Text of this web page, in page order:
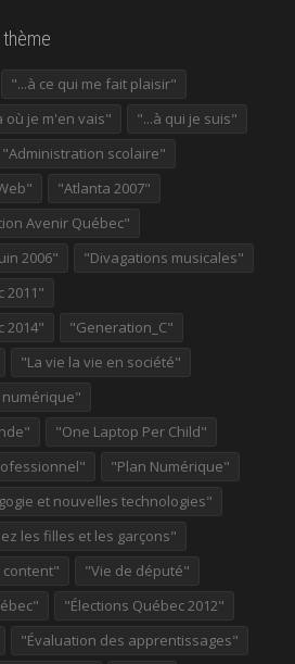
"...à ce qui me fait plaisir"
où je m'en vais"
"...à qui je suis"
"Administration scolaire"
"Atlanta 2007"
Avenir Québec"
2006"
"Divagations musicales"
2011"
2014"
"Generation_C"
"La vie la vie en société"
numérique"
"One Laptop Per Child"
"Plan Numérique"
et nouvelles technologies"
les filles et les garçons"
content"
"Vie de député"
"Élections Québec 2012"
"Évaluation des apprentissages"